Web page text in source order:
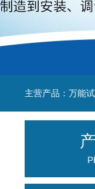
主营产品：万能